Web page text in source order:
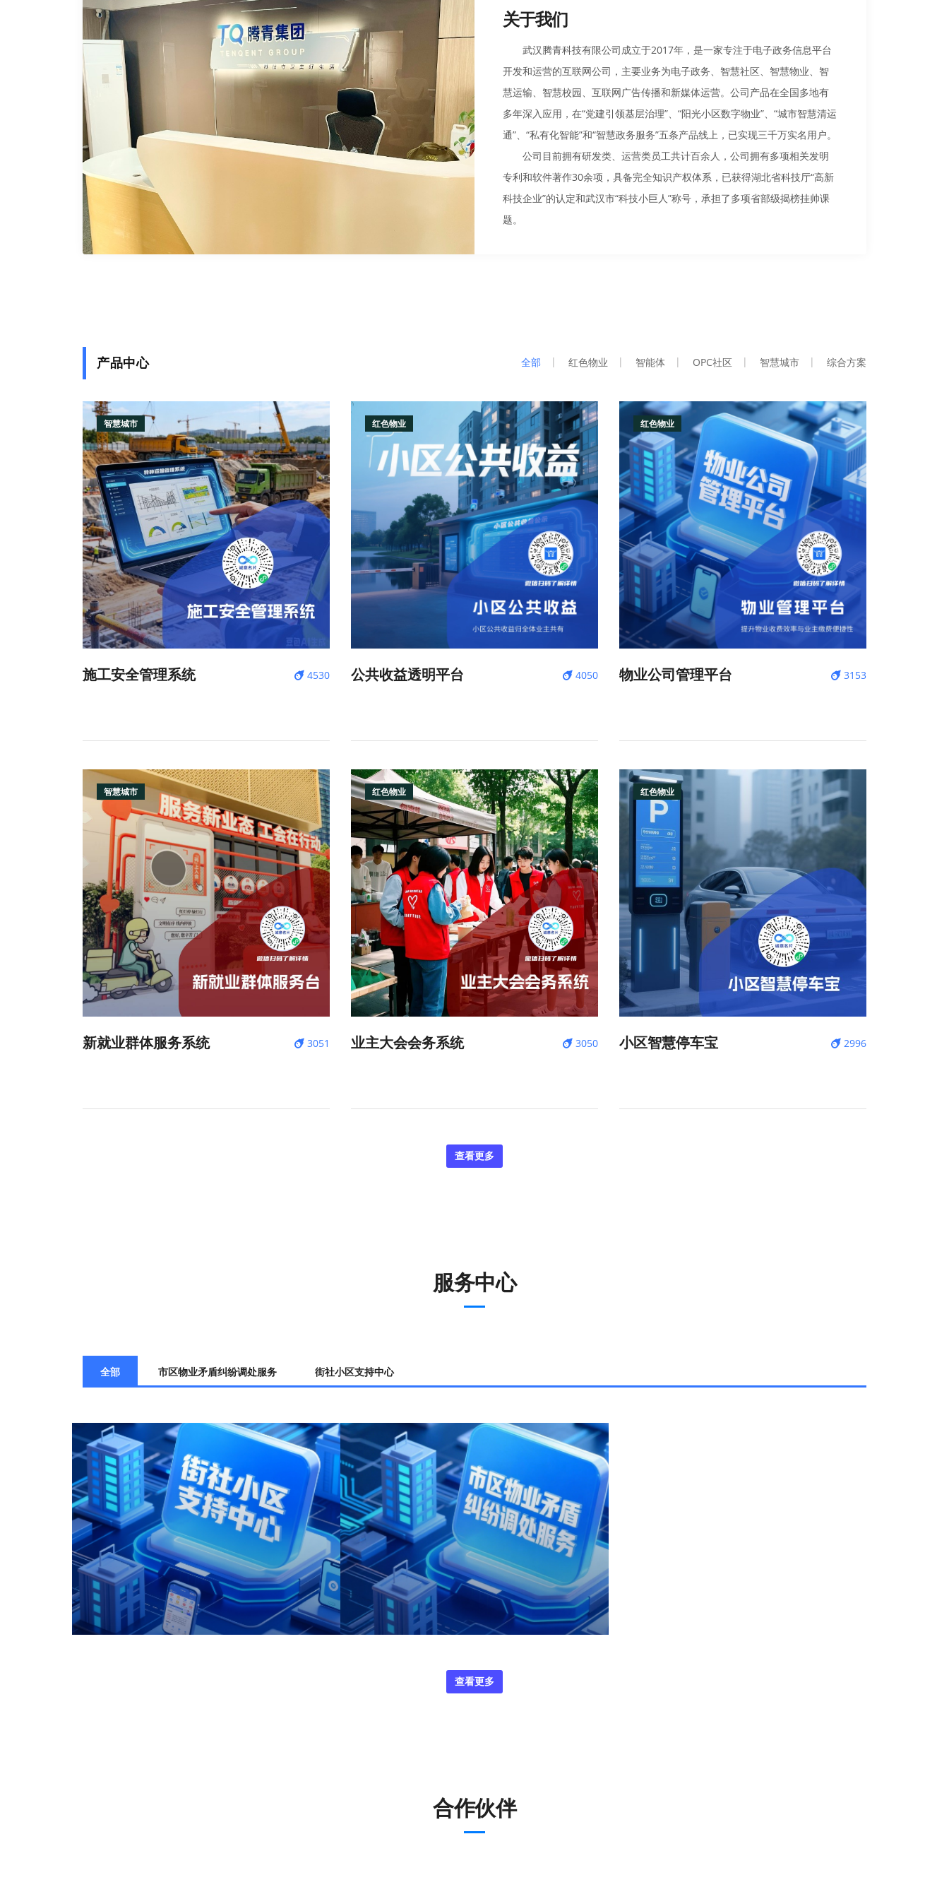
关于我们
武汉腾青科技有限公司成立于2017年，是一家专注于电子政务信息平台
开发和运营的互联网公司，主要业务为电子政务、智慧社区、智慧物业、智
慧运输、智慧校园、互联网广告传播和新媒体运营。公司产品在全国多地有
多年深入应用，在“党建引领基层治理”、“阳光小区数字物业”、“城市智慧清运
通”、“私有化智能”和“智慧政务服务”五条产品线上，已实现三千万实名用户。
公司目前拥有研发类、运营类员工共计百余人，公司拥有多项相关发明
专利和软件著作30余项，具备完全知识产权体系，已获得湖北省科技厅“高新
科技企业”的认定和武汉市“科技小巨人”称号，承担了多项省部级揭榜挂帅课
题。
产品中心 全部 红色物业 智能体 OPC社区 智慧城市 综合方案
智慧城市
4530
施工安全管理系统
红色物业
4050
公共收益透明平台
红色物业
3153
物业公司管理平台
智慧城市
3051
新就业群体服务系统
红色物业
3050
业主大会会务系统
红色物业
2996
小区智慧停车宝
查看更多
服务中心
全部 市区物业矛盾纠纷调处服务 街社小区支持中心
查看更多
合作伙伴